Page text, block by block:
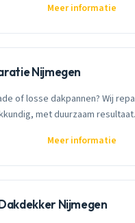
Meer informatie
Nijmegen
of losse dakpannen? Wij
met duurzaam resultaat.
Meer informatie
Nijmegen